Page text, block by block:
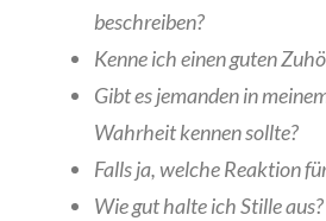
beschreiben?
Kenne ich einen guten
Gibt es jemanden in
Wahrheit kennen sollte?
Falls ja, welche Reaktion
Wie gut halte ich Stille